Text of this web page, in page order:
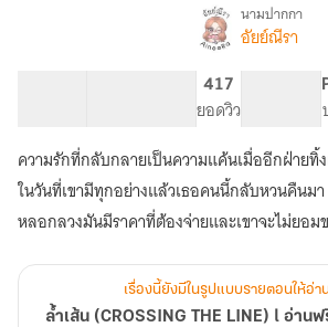
เรื่อง
(CROSSING
LINE)
l
อ่าน
ฟรี
จนจบ
E-
Book)
นามปากกา
อัยย์ณีรา
417
ยอดวิว
ความรักที่กลับกลายเป็นความแค้นเมื่ออีกฝ่ายทิ้
ในวันที่เขามีทุกอย่างแล้วเธอคนนี้กลับหวนคืนม
หลอกลวงมันมีราคาที่ต้องจ่ายและเขาจะไม่ยอ
เรื่องนี้ยังมีในรูปแบบรายตอนให้อ่า